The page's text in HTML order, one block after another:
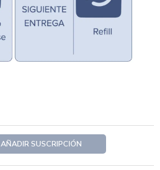
AÑADIR SUSCRIPCIÓN